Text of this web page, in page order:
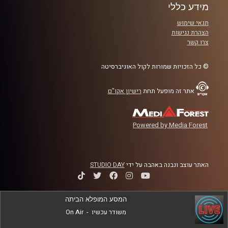
והחלל, שמתמחה בסופות ברקים, שדוני ברקים, חשמל
אטמוספירי והשפעות השמש על האקלים.
חלל שבוחנים את כדור הארץ מגובה של מאות קילומטרים,
כולל ניסויי החלל עם אילן רמון ז״ל ואיתן סטיבה. נדבר על מה
למדנו מהחלל על שינויי אקלים, איך מנהלים סיכוני אקלים
בעולם של חוסר ודאות, ומה התפקיד של ישראל, האקדמיה
והדור הצעיר בעשור הקרוב.
AudioVersity
מידע כללי
תנאי שימוש
הצהרת נגישות
צרו קשר
© כל הזכויות שמורות לקול האוניברסיטה
אתר זה מופעל תחת רישיון אקו"ם
Powered by Media Forest
האתר עוצב ונבנה באהבה על ידיSTUDIO DAY
המסע המופלא הביתה
משודר עכשיו -
On Air